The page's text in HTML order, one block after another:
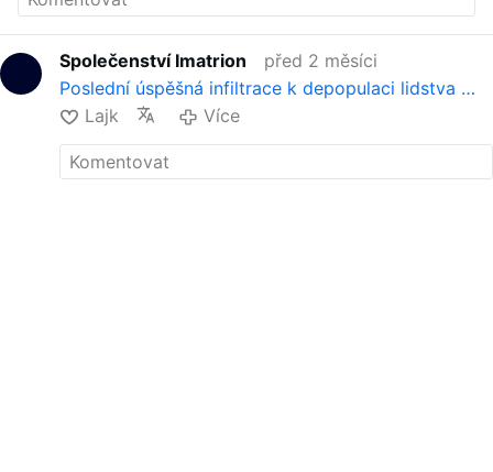
Společenství Imatrion
před 2 měsíci
Poslední úspěšná infiltrace k depopulaci lidstva …
Lajk
Více